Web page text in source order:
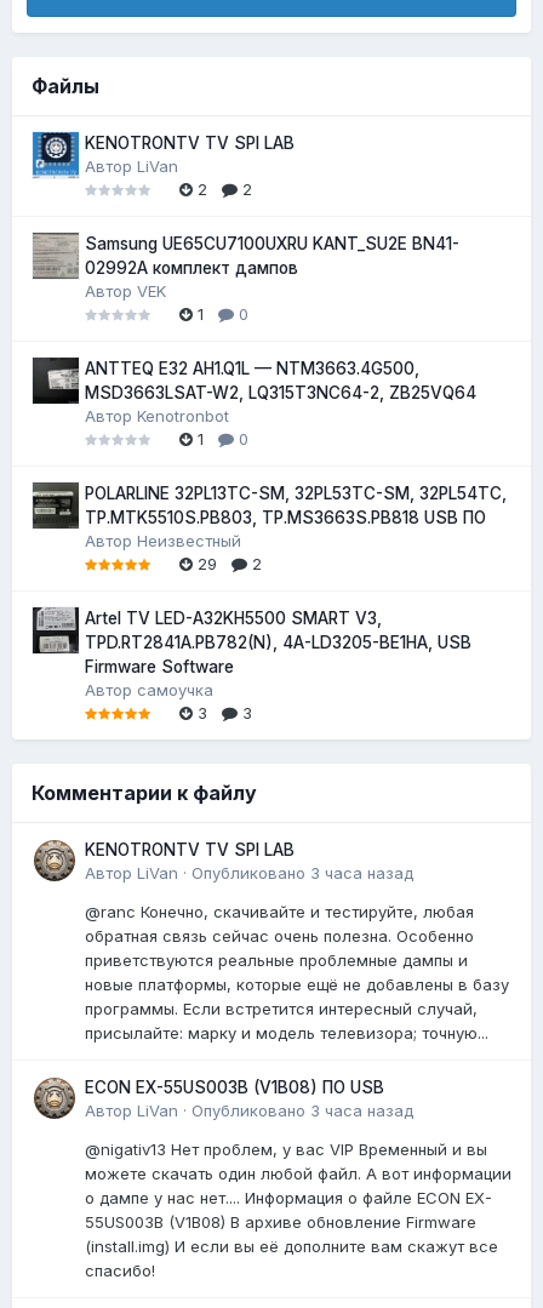
Файлы
KENOTRONTV TV SPI LAB
Автор LiVan
2
2
Samsung UE65CU7100UXRU KANT_SU2E BN41-
02992A комплект дампов
Автор VEK
1
0
ANTTEQ E32 AH1.Q1L — NTM3663.4G500,
MSD3663LSAT-W2, LQ315T3NC64-2, ZB25VQ64
Автор Kenotronbot
1
0
POLARLINE 32PL13TC-SM, 32PL53TC-SM, 32PL54TC,
TP.MTK5510S.PB803, TP.MS3663S.PB818 USB ПО
Автор Неизвестный
29
2
Artel TV LED-A32KH5500 SMART V3,
TPD.RT2841A.PB782(N), 4A-LD3205-BE1HA, USB
Firmware Software
Автор самоучка
3
3
Комментарии к файлу
KENOTRONTV TV SPI LAB
Автор LiVan · Опубликовано 3 часа назад
@ranc Конечно, скачивайте и тестируйте, любая
обратная связь сейчас очень полезна. Особенно
приветствуются реальные проблемные дампы и
новые платформы, которые ещё не добавлены в базу
программы. Если встретится интересный случай,
присылайте: марку и модель телевизора; точную...
ECON EX-55US003B (V1B08) ПО USB
Автор LiVan · Опубликовано 3 часа назад
@nigativ13 Нет проблем, у вас VIP Временный и вы
можете скачать один любой файл. А вот информации
о дампе у нас нет.... Информация о файле ECON EX-
55US003B (V1B08) В архиве обновление Firmware
(install.img) И если вы её дополните вам скажут все
спасибо!